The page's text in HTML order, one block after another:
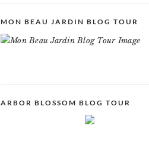
MON BEAU JARDIN BLOG TOUR
ARBOR BLOSSOM BLOG TOUR